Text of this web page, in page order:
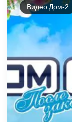
Видео Дом-2